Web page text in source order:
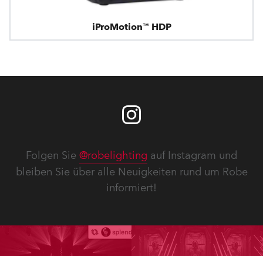
iProMotion™ HDP
Folgen Sie @robelighting auf Instagram und
bleiben Sie über alle Neuigkeiten rund um Robe
informiert!